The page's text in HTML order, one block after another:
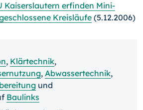
Kaiserslautern erfinden Mini-
Kreisläufe(5.12.2006)
, Klärtechnik,
, Abwassertechnik,
und
Baulinks